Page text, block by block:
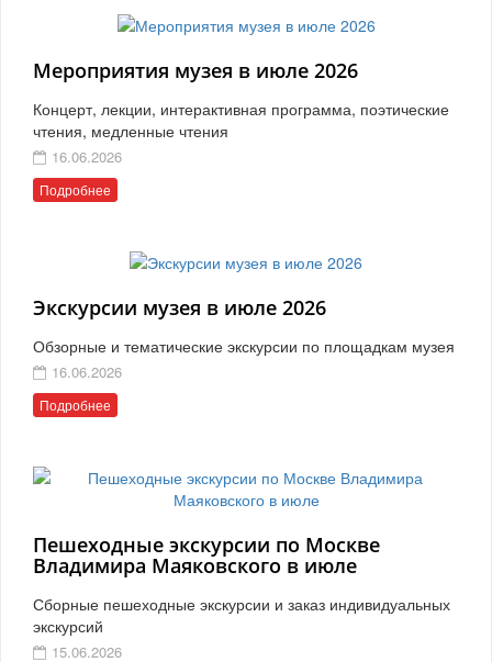
Мероприятия музея в июле 2026
Концерт, лекции, интерактивная программа, поэтические
чтения, медленные чтения
16.06.2026
Подробнее
Экскурсии музея в июле 2026
Обзорные и тематические экскурсии по площадкам музея
16.06.2026
Подробнее
Пешеходные экскурсии по Москве
Владимира Маяковского в июле
Сборные пешеходные экскурсии и заказ индивидуальных
экскурсий
15.06.2026